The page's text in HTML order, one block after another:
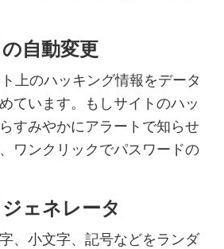
自動変更
上のハッキング情報をデータ
ています。もしサイトのハッ
すみやかにアラートで知らせ
ワンクリックでパスワードの
ェネレータ
、小文字、記号などをランダ